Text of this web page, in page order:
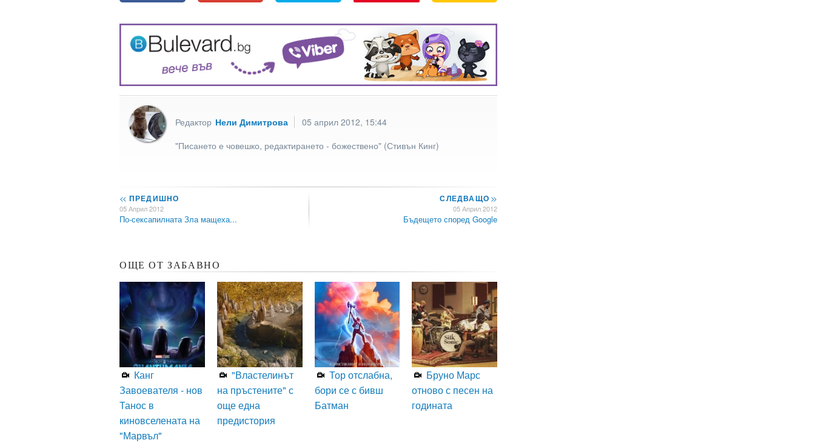
Редактор Нели Димитрова
05 април 2012, 15:44
"Писането е човешко, редактирането - божествено" (Стивън Кинг)
<< ПРЕДИШНО
05 Април 2012
По-сексапилната Зла мащеха...
СЛЕДВАЩО>>
05 Април 2012
Бъдещето според Google
ОЩЕ ОТ ЗАБАВНО
Канг
Завоевателя - нов
Танос в
киновселената на
"Марвъл"
"Властелинът
на пръстените" с
още една
предистория
Тор отслабна,
бори се с бивш
Батман
Бруно Марс
отново с песен на
годината